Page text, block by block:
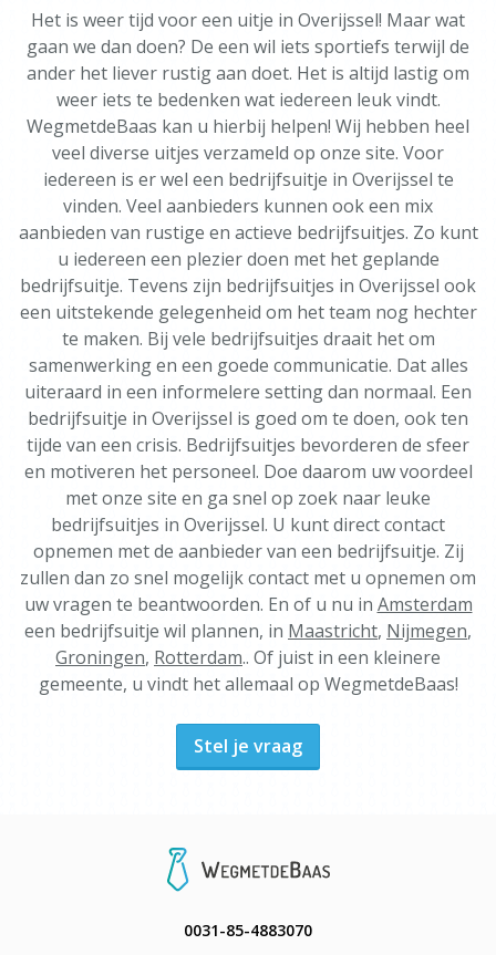
Het is weer tijd voor een uitje in Overijssel! Maar wat
gaan we dan doen? De een wil iets sportiefs terwijl de
ander het liever rustig aan doet. Het is altijd lastig om
weer iets te bedenken wat iedereen leuk vindt.
WegmetdeBaas kan u hierbij helpen! Wij hebben heel
veel diverse uitjes verzameld op onze site. Voor
iedereen is er wel een bedrijfsuitje in Overijssel te
vinden. Veel aanbieders kunnen ook een mix
aanbieden van rustige en actieve bedrijfsuitjes. Zo kunt
u iedereen een plezier doen met het geplande
bedrijfsuitje. Tevens zijn bedrijfsuitjes in Overijssel ook
een uitstekende gelegenheid om het team nog hechter
te maken. Bij vele bedrijfsuitjes draait het om
samenwerking en een goede communicatie. Dat alles
uiteraard in een informelere setting dan normaal. Een
bedrijfsuitje in Overijssel is goed om te doen, ook ten
tijde van een crisis. Bedrijfsuitjes bevorderen de sfeer
en motiveren het personeel. Doe daarom uw voordeel
met onze site en ga snel op zoek naar leuke
bedrijfsuitjes in Overijssel. U kunt direct contact
opnemen met de aanbieder van een bedrijfsuitje. Zij
zullen dan zo snel mogelijk contact met u opnemen om
uw vragen te beantwoorden. En of u nu in Amsterdam
een bedrijfsuitje wil plannen, in Maastricht, Nijmegen,
Groningen, Rotterdam.. Of juist in een kleinere
gemeente, u vindt het allemaal op WegmetdeBaas!
Stel je vraag
0031-85-4883070